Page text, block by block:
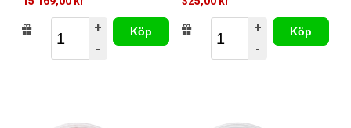
+
-
Köp
+
-
Köp